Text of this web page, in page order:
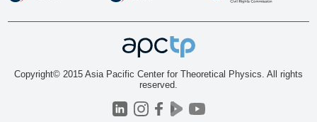
Copyright© 2015 Asia Pacific Center for Theoretical Physics. All rights
reserved.